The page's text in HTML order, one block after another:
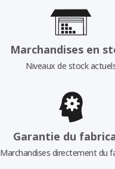
Marchandises en
Niveaux de stock
Garantie du
Marchandises directement du